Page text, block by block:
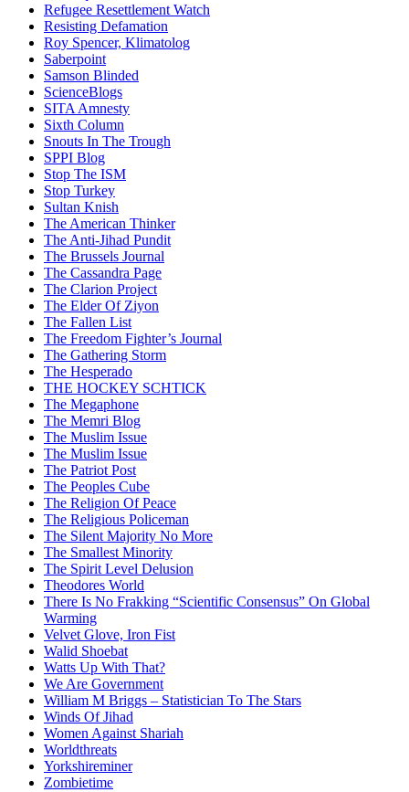
Refugee Resettlement Watch
Resisting Defamation
Roy Spencer, Klimatolog
Saberpoint
Samson Blinded
ScienceBlogs
SITA Amnesty
Sixth Column
Snouts In The Trough
SPPI Blog
Stop The ISM
Stop Turkey
Sultan Knish
The American Thinker
The Anti-Jihad Pundit
The Brussels Journal
The Cassandra Page
The Clarion Project
The Elder Of Ziyon
The Fallen List
The Freedom Fighter’s Journal
The Gathering Storm
The Hesperado
THE HOCKEY SCHTICK
The Megaphone
The Memri Blog
The Muslim Issue
The Muslim Issue
The Patriot Post
The Peoples Cube
The Religion Of Peace
The Religious Policeman
The Silent Majority No More
The Smallest Minority
The Spirit Level Delusion
Theodores World
There Is No Frakking “Scientific Consensus” On Global
Warming
Velvet Glove, Iron Fist
Walid Shoebat
Watts Up With That?
We Are Government
William M Briggs – Statistician To The Stars
Winds Of Jihad
Women Against Shariah
Worldthreats
Yorkshireminer
Zombietime